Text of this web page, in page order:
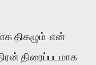
திகழும் என்
திரைப்படமாக